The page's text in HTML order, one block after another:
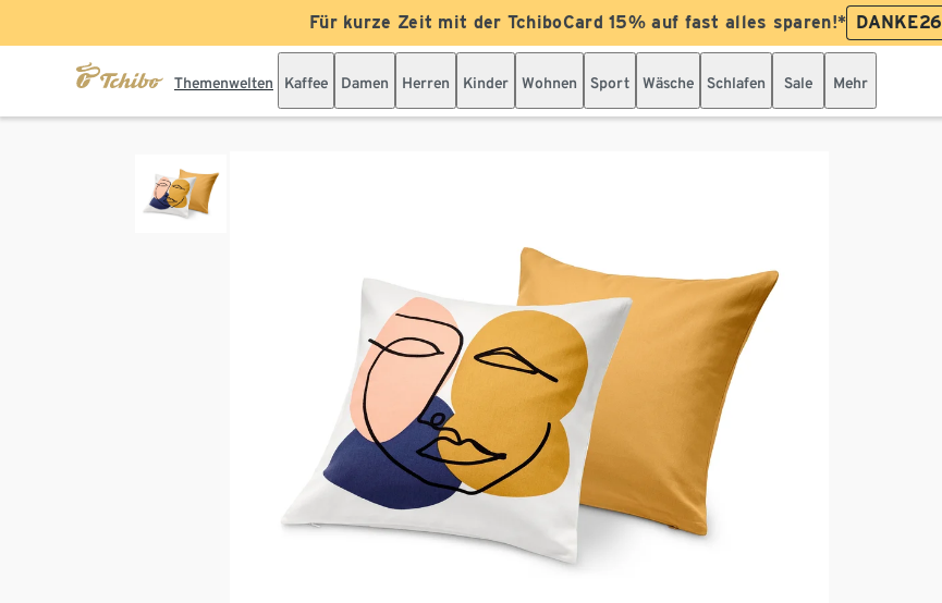
Für kurze Zeit mit der TchiboCard 15% auf fast alles sparen!* DANKE26
Themenwelten Kaffee Damen Herren Kinder Wohnen Sport Wäsche Schlafen Sale Mehr